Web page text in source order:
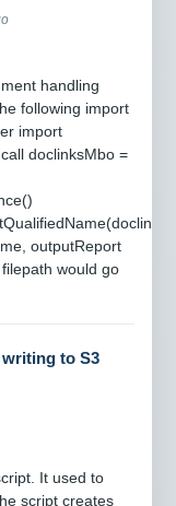
handling
following import
import
doclinksMbo =
outputReport
would go
to S3
It used to
script creates